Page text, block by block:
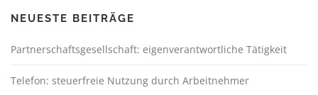
NEUESTE BEITRÄGE
Partnerschaftsgesellschaft: eigenverantwortliche Tätigkeit
Telefon: steuerfreie Nutzung durch Arbeitnehmer